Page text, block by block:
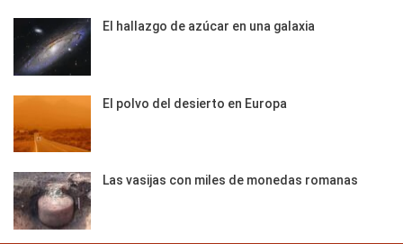
El hallazgo de azúcar en una galaxia
El polvo del desierto en Europa
Las vasijas con miles de monedas romanas